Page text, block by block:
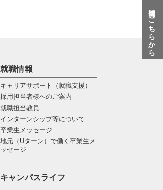
就職情報
キャリアサポート（就職支援）
採用担当者様へのご案内
就職担当教員
インターンシップ等について
卒業生メッセージ
地元（Uターン）で働く卒業生メ
ッセージ
キャンパスライフ
質問はこちらから